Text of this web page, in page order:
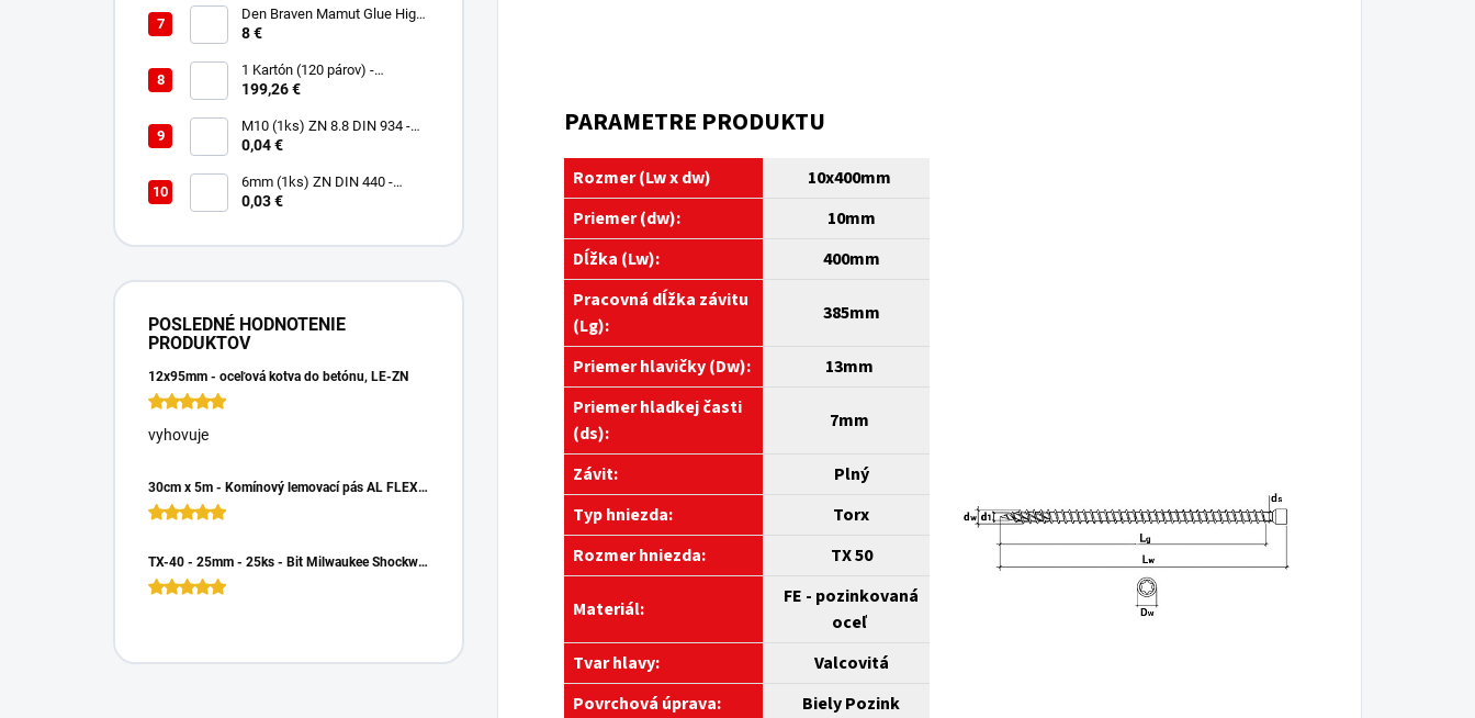
Den Braven Mamut Glue High
Tack 290 ml biely
8 €
1 Kartón (120 párov) -
Rukavice Verken VELCRO -
199,26 €
M10 (1ks) ZN 8.8 DIN 934 -
Matica 6HR
0,04 €
6mm (1ks) ZN DIN 440 -
Podložka Veľkoplošná
0,03 €
POSLEDNÉ HODNOTENIE
PRODUKTOV
12x95mm - oceľová kotva do betónu, LE-ZN
vyhovuje
30cm x 5m - Komínový lemovací pás AL FLEX 3D - Hnedá RAL 8017, Hliníkový
TX-40 - 25mm - 25ks - Bit Milwaukee Shockwave TORX
PARAMETRE PRODUKTU
Rozmer (Lw x dw)
10x400mm
Priemer (dw):
10mm
Dĺžka (Lw):
400mm
Pracovná dĺžka závitu
(Lg):
385mm
Priemer hlavičky (Dw):
13mm
Priemer hladkej časti
(ds):
7mm
Závit:
Plný
Typ hniezda:
Torx
Rozmer hniezda:
TX 50
Materiál:
FE - pozinkovaná
oceľ
Tvar hlavy:
Valcovitá
Povrchová úprava:
BielyPozink